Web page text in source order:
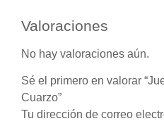
Valoraciones
No hay valoraciones aún.
Sé el primero en valorar
Cuarzo”
Tu dirección de correo